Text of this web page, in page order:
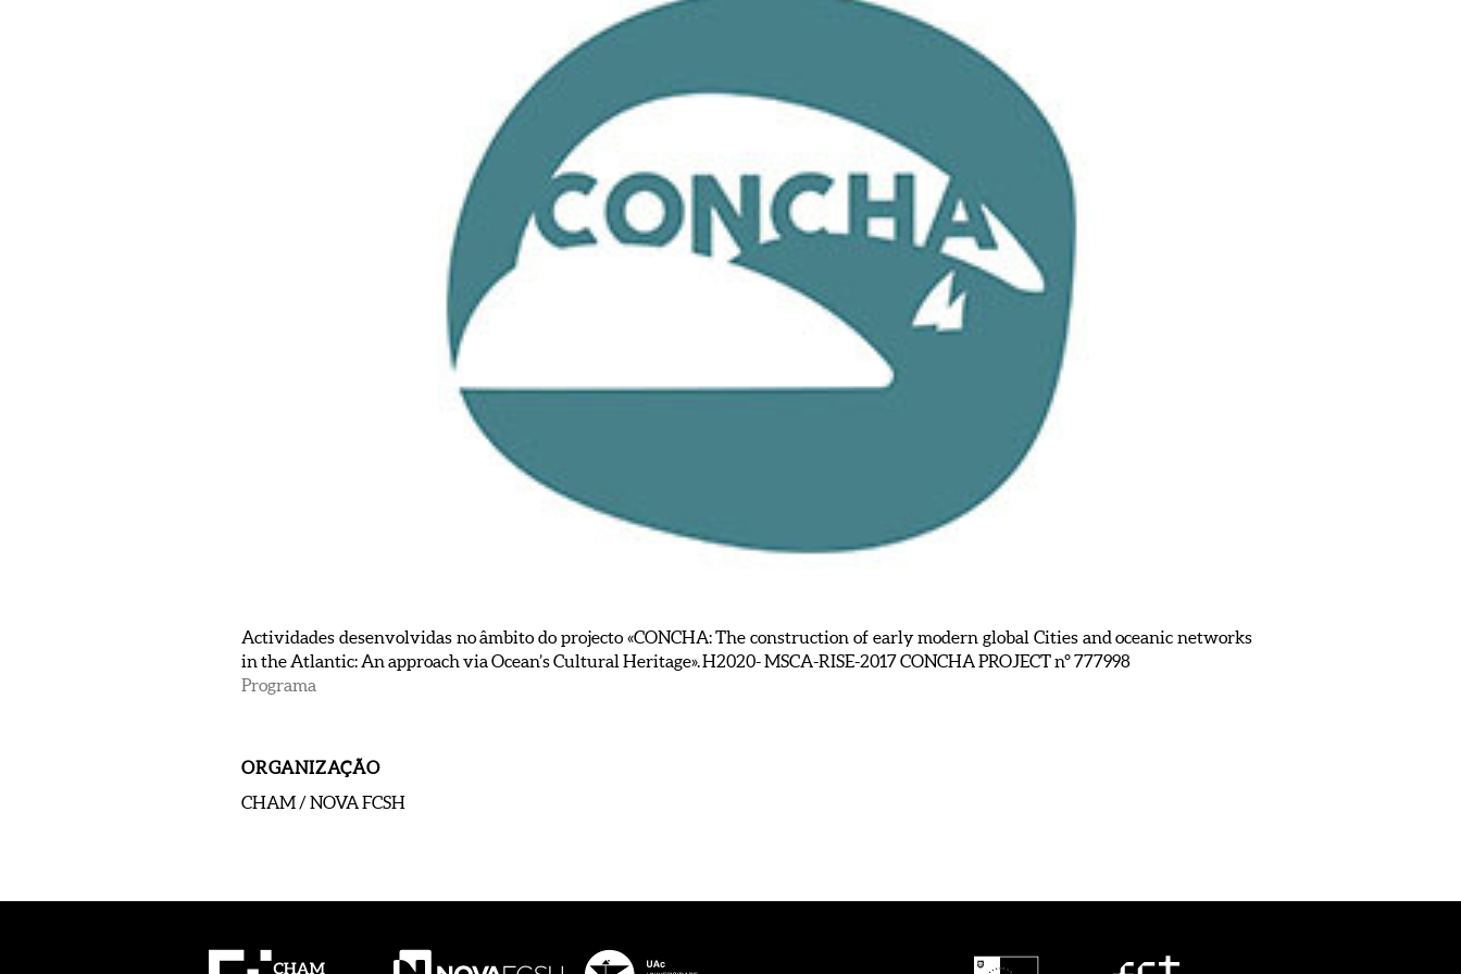
Actividades desenvolvidas no âmbito do projecto «CONCHA: The construction of early modern global Cities and oceanic networks
in the Atlantic: An approach via Ocean’s Cultural Heritage». H2020- MSCA-RISE-2017 CONCHA PROJECT nº 777998
Programa
ORGANIZAÇÃO
CHAM / NOVA FCSH